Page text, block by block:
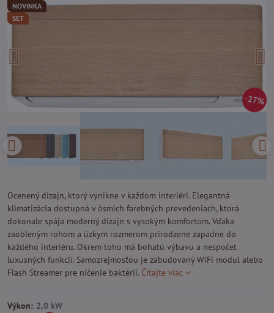
NOVINKA
SET
27%
Ocenený dizajn, ktorý vynikne v každom interiéri. Elegantná
klimatizácia dostupná v ôsmich farebných prevedeniach, ktorá
dokonale spája moderný dizajn s vysokým komfortom. Vďaka
zaobleným rohom a úzkym rozmerom prirodzene zapadne do
každého interiéru. Okrem toho má bohatú výbavu a nespočet
luxusných funkcií. Samozrejmosťou je zabudovaný WiFi modul alebo
Flash Streamer pre ničenie baktérií. Čítajte viac
Výkon: